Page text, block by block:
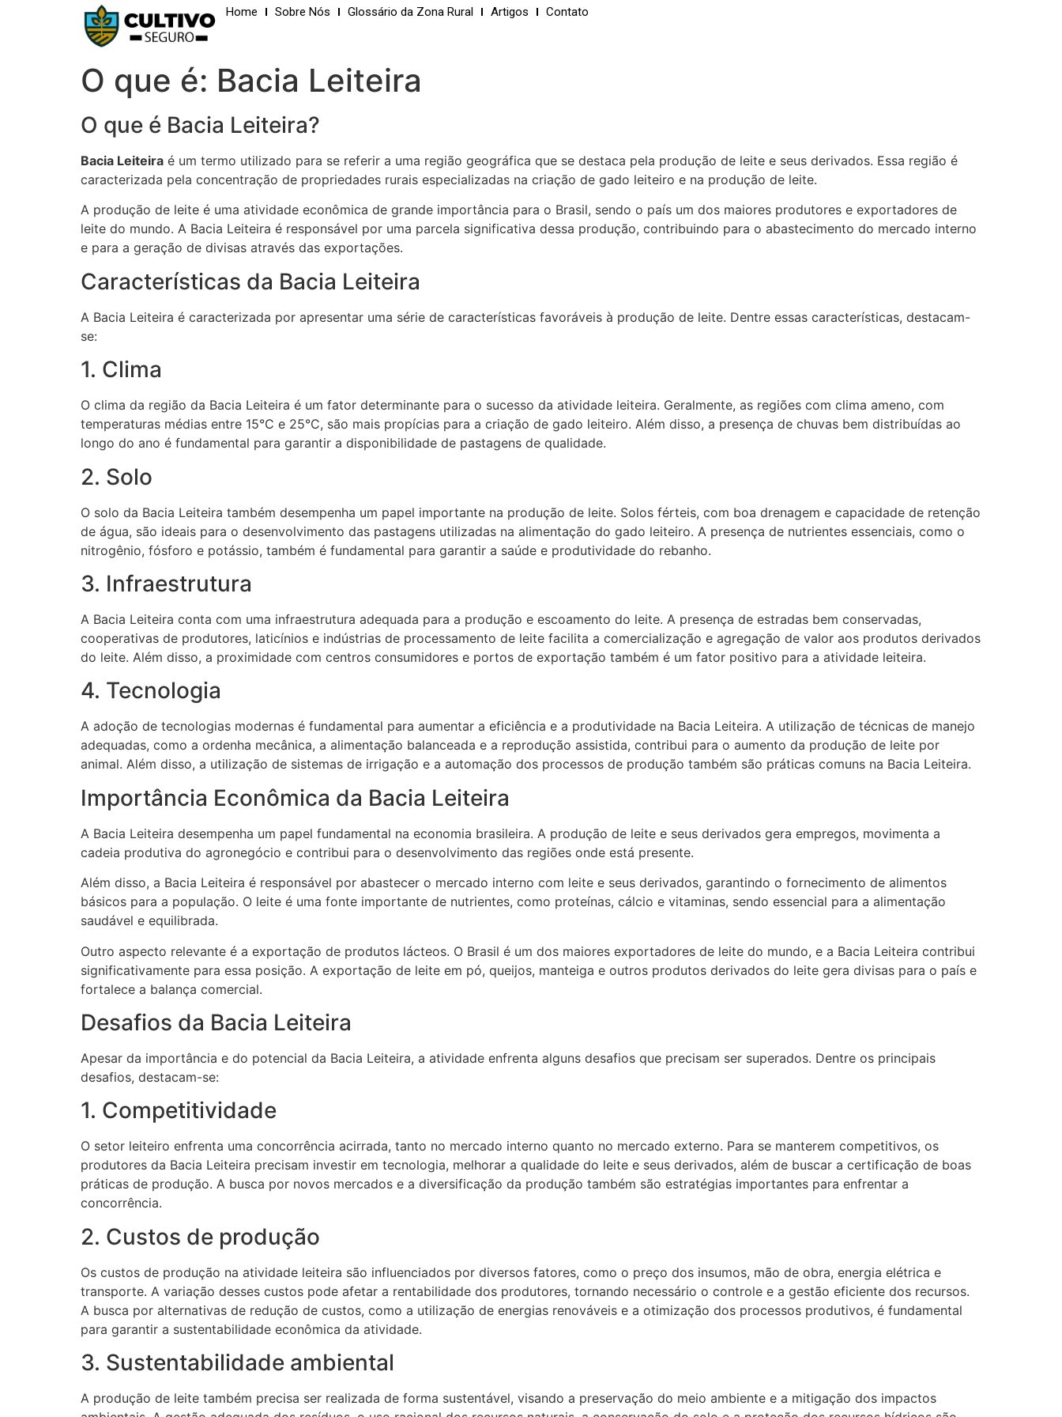
Home Sobre Nós Glossário da Zona Rural Artigos Contato
O que é: Bacia Leiteira
O que é Bacia Leiteira?
Bacia Leiteira é um termo utilizado para se referir a uma região geográfica que se destaca pela produção de leite e seus derivados. Essa região é
caracterizada pela concentração de propriedades rurais especializadas na criação de gado leiteiro e na produção de leite.
A produção de leite é uma atividade econômica de grande importância para o Brasil, sendo o país um dos maiores produtores e exportadores de
leite do mundo. A Bacia Leiteira é responsável por uma parcela significativa dessa produção, contribuindo para o abastecimento do mercado interno
e para a geração de divisas através das exportações.
Características da Bacia Leiteira
A Bacia Leiteira é caracterizada por apresentar uma série de características favoráveis à produção de leite. Dentre essas características, destacam-
se:
1. Clima
O clima da região da Bacia Leiteira é um fator determinante para o sucesso da atividade leiteira. Geralmente, as regiões com clima ameno, com
temperaturas médias entre 15°C e 25°C, são mais propícias para a criação de gado leiteiro. Além disso, a presença de chuvas bem distribuídas ao
longo do ano é fundamental para garantir a disponibilidade de pastagens de qualidade.
2. Solo
O solo da Bacia Leiteira também desempenha um papel importante na produção de leite. Solos férteis, com boa drenagem e capacidade de retenção
de água, são ideais para o desenvolvimento das pastagens utilizadas na alimentação do gado leiteiro. A presença de nutrientes essenciais, como o
nitrogênio, fósforo e potássio, também é fundamental para garantir a saúde e produtividade do rebanho.
3. Infraestrutura
A Bacia Leiteira conta com uma infraestrutura adequada para a produção e escoamento do leite. A presença de estradas bem conservadas,
cooperativas de produtores, laticínios e indústrias de processamento de leite facilita a comercialização e agregação de valor aos produtos derivados
do leite. Além disso, a proximidade com centros consumidores e portos de exportação também é um fator positivo para a atividade leiteira.
4. Tecnologia
A adoção de tecnologias modernas é fundamental para aumentar a eficiência e a produtividade na Bacia Leiteira. A utilização de técnicas de manejo
adequadas, como a ordenha mecânica, a alimentação balanceada e a reprodução assistida, contribui para o aumento da produção de leite por
animal. Além disso, a utilização de sistemas de irrigação e a automação dos processos de produção também são práticas comuns na Bacia Leiteira.
Importância Econômica da Bacia Leiteira
A Bacia Leiteira desempenha um papel fundamental na economia brasileira. A produção de leite e seus derivados gera empregos, movimenta a
cadeia produtiva do agronegócio e contribui para o desenvolvimento das regiões onde está presente.
Além disso, a Bacia Leiteira é responsável por abastecer o mercado interno com leite e seus derivados, garantindo o fornecimento de alimentos
básicos para a população. O leite é uma fonte importante de nutrientes, como proteínas, cálcio e vitaminas, sendo essencial para a alimentação
saudável e equilibrada.
Outro aspecto relevante é a exportação de produtos lácteos. O Brasil é um dos maiores exportadores de leite do mundo, e a Bacia Leiteira contribui
significativamente para essa posição. A exportação de leite em pó, queijos, manteiga e outros produtos derivados do leite gera divisas para o país e
fortalece a balança comercial.
Desafios da Bacia Leiteira
Apesar da importância e do potencial da Bacia Leiteira, a atividade enfrenta alguns desafios que precisam ser superados. Dentre os principais
desafios, destacam-se:
1. Competitividade
O setor leiteiro enfrenta uma concorrência acirrada, tanto no mercado interno quanto no mercado externo. Para se manterem competitivos, os
produtores da Bacia Leiteira precisam investir em tecnologia, melhorar a qualidade do leite e seus derivados, além de buscar a certificação de boas
práticas de produção. A busca por novos mercados e a diversificação da produção também são estratégias importantes para enfrentar a
concorrência.
2. Custos de produção
Os custos de produção na atividade leiteira são influenciados por diversos fatores, como o preço dos insumos, mão de obra, energia elétrica e
transporte. A variação desses custos pode afetar a rentabilidade dos produtores, tornando necessário o controle e a gestão eficiente dos recursos.
A busca por alternativas de redução de custos, como a utilização de energias renováveis e a otimização dos processos produtivos, é fundamental
para garantir a sustentabilidade econômica da atividade.
3. Sustentabilidade ambiental
A produção de leite também precisa ser realizada de forma sustentável, visando a preservação do meio ambiente e a mitigação dos impactos